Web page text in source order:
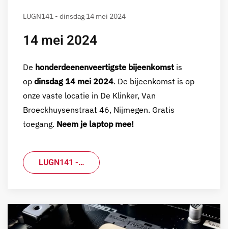
LUGN141 - dinsdag 14 mei 2024
14 mei 2024
De honderdeenenveertigste bijeenkomst is
op dinsdag 14 mei 2024. De bijeenkomst is op
onze vaste locatie in De Klinker, Van
Broeckhuysenstraat 46, Nijmegen. Gratis
toegang. Neem je laptop mee!
LUGN141 -…